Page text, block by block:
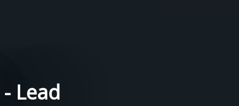
Lead